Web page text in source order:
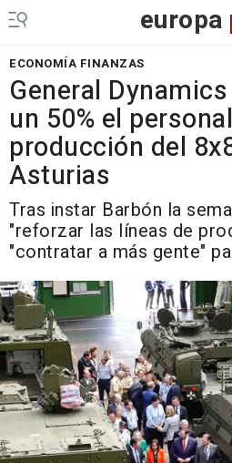
europa
ECONOMÍA FINANZAS
General
un 50% el
producción del
Asturias
Tras instar Barbón la
"reforzar las líneas de
"contratar a más gente"